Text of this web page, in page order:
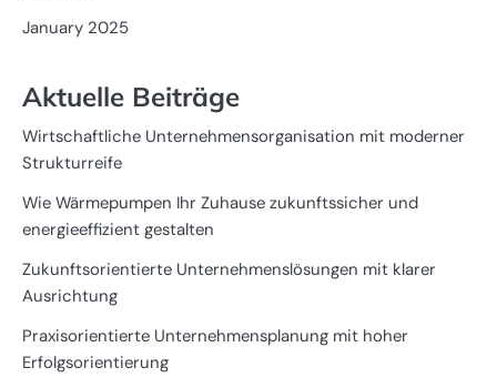
January 2025
Aktuelle Beiträge
Wirtschaftliche Unternehmensorganisation mit moderner
Strukturreife
Wie Wärmepumpen Ihr Zuhause zukunftssicher und
energieeffizient gestalten
Zukunftsorientierte Unternehmenslösungen mit klarer
Ausrichtung
Praxisorientierte Unternehmensplanung mit hoher
Erfolgsorientierung